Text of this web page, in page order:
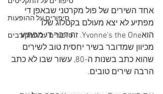
סיפורים על ההופעות
סיפורים על המקורבים
אחד השירים של פול מקרטני שבאפן די
מפתיע לא יצא מעולם בקטלוג שלו
הואYvonne's the One. זה דבר די מפתיע
מכיוון שמדובר בשיר יחסית טוב לשירים
שהוא כתב בשנות ה-80, עשור שבו לא כתב
הרבה שירים טובים.